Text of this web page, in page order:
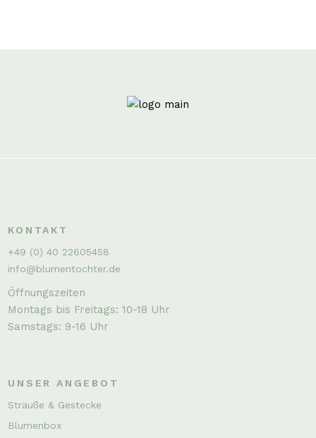
KONTAKT
+49 (0) 40 22605458
info@blumentochter.de
Öffnungszeiten
Montags bis Freitags: 10-18 Uhr
Samstags: 9-16 Uhr
UNSER ANGEBOT
Sträuße & Gestecke
Blumenbox